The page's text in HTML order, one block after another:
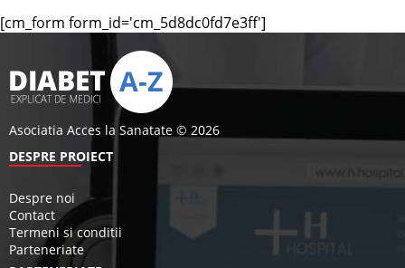
[cm_form form_id='cm_5d8dc0fd7e3ff']
Asociatia Acces la Sanatate © 2026
DESPRE PROIECT
Despre noi
Contact
Termeni si conditii
Parteneriate